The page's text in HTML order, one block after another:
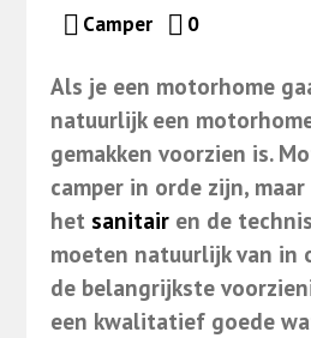
Camper 0
Als je een motorhome
natuurlijk een
gemakken voorzien is.
camper in orde zijn,
het sanitairen de
moeten natuurlijk van in
de belangrijkste
een kwalitatief goede